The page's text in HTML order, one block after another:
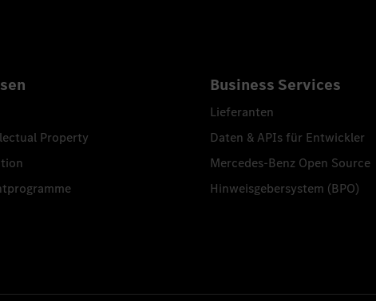
Property
Business Services
Lieferanten
Daten & APIs für Entwickler
Mercedes-Benz Open Source
Hinweisgebersystem (BPO)